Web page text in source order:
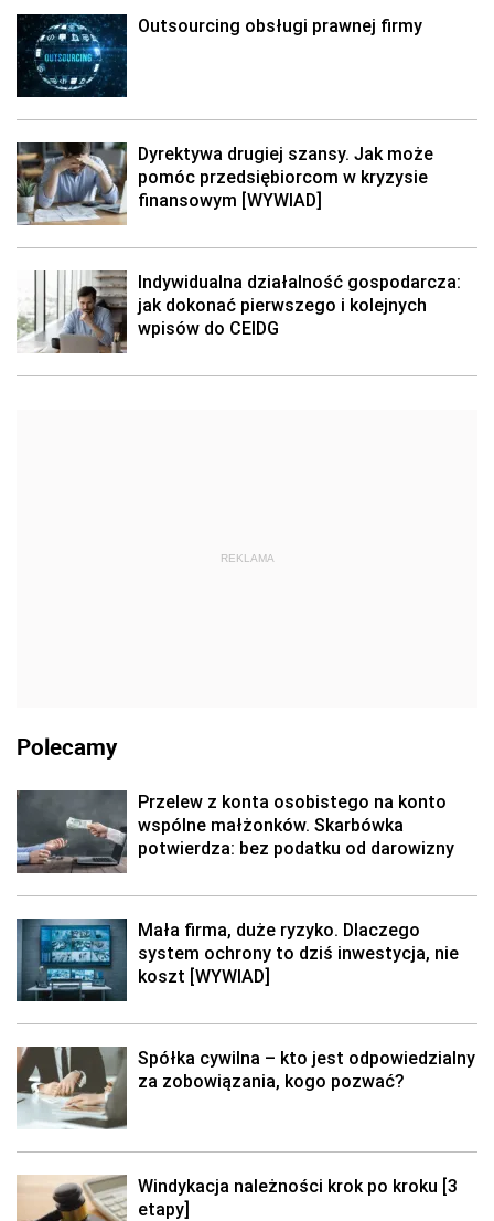
Outsourcing obsługi prawnej firmy
Dyrektywa drugiej szansy. Jak może
pomóc przedsiębiorcom w kryzysie
finansowym [WYWIAD]
Indywidualna działalność gospodarcza:
jak dokonać pierwszego i kolejnych
wpisów do CEIDG
REKLAMA
Polecamy
Przelew z konta osobistego na konto
wspólne małżonków. Skarbówka
potwierdza: bez podatku od darowizny
Mała firma, duże ryzyko. Dlaczego
system ochrony to dziś inwestycja, nie
koszt [WYWIAD]
Spółka cywilna – kto jest odpowiedzialny
za zobowiązania, kogo pozwać?
Windykacja należności krok po kroku [3
etapy]